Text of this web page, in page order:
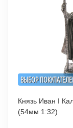
ВЫБОР
Князь Иван I
(54мм 1:32)